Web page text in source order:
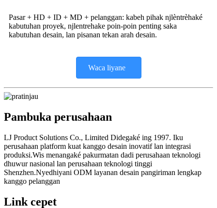
Pasar + HD + ID + MD + pelanggan: kabeh pihak njlèntrèhaké
kabutuhan proyek, njlentrehake poin-poin penting saka
kabutuhan desain, lan pisanan tekan arah desain.
Waca liyane
Pambuka perusahaan
LJ Product Solutions Co., Limited Didegaké ing 1997. Iku
perusahaan platform kuat kanggo desain inovatif lan integrasi
produksi.Wis menangaké pakurmatan dadi perusahaan teknologi
dhuwur nasional lan perusahaan teknologi tinggi
Shenzhen.Nyedhiyani ODM layanan desain pangiriman lengkap
kanggo pelanggan
Link cepet